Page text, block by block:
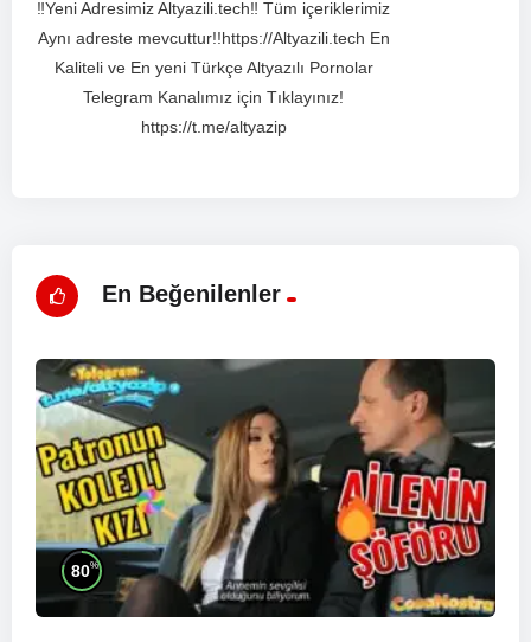
‼️Yeni Adresimiz Altyazili.tech‼️ Tüm içeriklerimiz
Aynı adreste mevcuttur!!https://Altyazili.tech En
Kaliteli ve En yeni Türkçe Altyazılı Pornolar
Telegram Kanalımız için Tıklayınız!
https://t.me/altyazip
En Beğenilenler
80%